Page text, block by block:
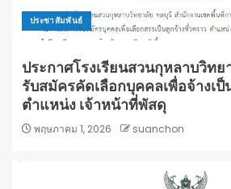
ประชาสัมพันธ์
ประกาศโรงเรียนสวนกุหลาบวิทย
รับสมัครคัดเลือกบุคคลเพื่อจ้างเ
ตำแหน่ง เจ้าหน้าที่พัสดุ
พฤษภาคม 1, 2026 suanchon